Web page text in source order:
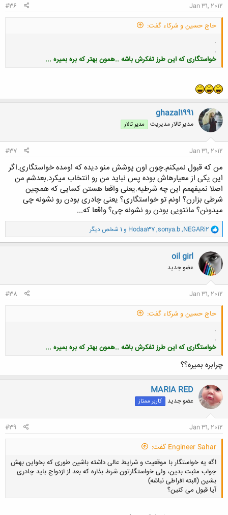
Jan 31, 2012
#36
حاج حسین و شرکاء گفت:
.
.
خواستگاری که این طرز تفکرش باشه ..همون بهتر که بره بمیره ...
ghazal1991
مدیر تالار مدیریت مدیر تالار
Jan 31, 2012
#37
من که قبول نمیکنم.چون اون پوشش منو دیده که اومده خواستگاری.اگر
این یکی از معیارهاش بوده پس نباید من رو انتخاب میکرد.بعدشم من
اصلا نمیفهمم این چه شرطیه.یعنی واقعا هستن کسایی که همچین
شرطی بزارن؟ اونم تو خواستگاری؟ یعنی چادری بودن رو نشونه چی
میدونن؟ مانتویی بودن رو نشونه چی؟ واقعا که...
و
ا
ک
ن
ش
ه
ا
NEGARi2
,
sonya.b
,
Hodaa37 و 1 شخص دیگر
oil girl
عضو جدید
Jan 31, 2012
#38
حاج حسین و شرکاء گفت:
.
.
خواستگاری که این طرز تفکرش باشه ..همون بهتر که بره بمیره ...
کلیک کنید تا باز شود...
چرابره بمیره؟؟
MARIA RED
عضو جدید کاربر ممتاز
Jan 31, 2012
#39
Engineer Sahar گفت:
اگه یه خواستگار با موقعیت و شرایط عالی داشته باشین طوری که بخواین بهش
جواب مثبت بدین، ولی خواستگارتون شرط بذاره که بعد از ازدواج باید چادری
بشین (البته افراطی نباشه)
آیا قبول می کنین؟